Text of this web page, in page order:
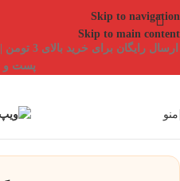
Skip to navigation
Skip to main content
ارسال
پست و
منو